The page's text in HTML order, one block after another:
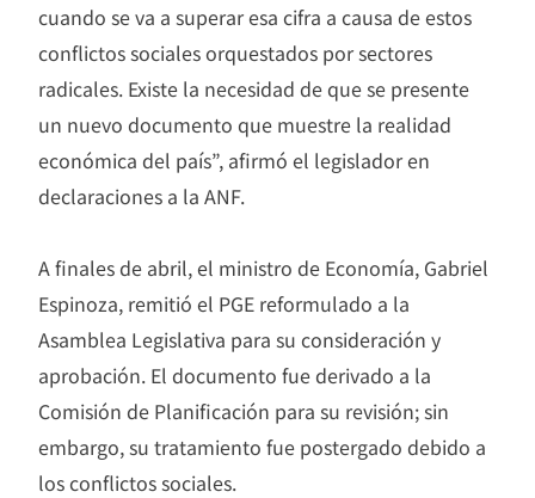
cuando se va a superar esa cifra a causa de estos
conflictos sociales orquestados por sectores
radicales. Existe la necesidad de que se presente
un nuevo documento que muestre la realidad
económica del país”, afirmó el legislador en
declaraciones a la ANF.
A finales de abril, el ministro de Economía, Gabriel
Espinoza, remitió el PGE reformulado a la
Asamblea Legislativa para su consideración y
aprobación. El documento fue derivado a la
Comisión de Planificación para su revisión; sin
embargo, su tratamiento fue postergado debido a
los conflictos sociales.